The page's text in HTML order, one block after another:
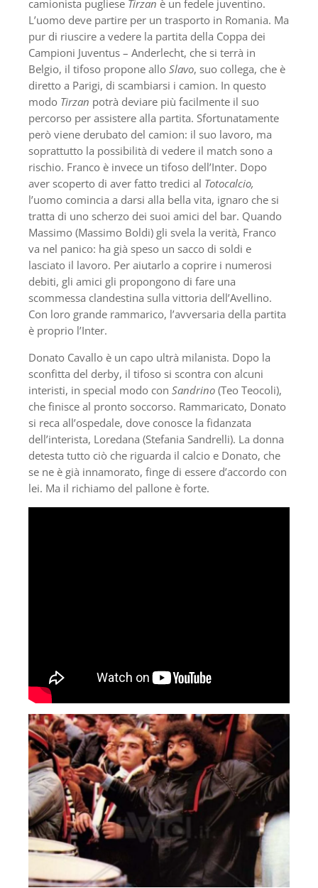
camionista pugliese Tirzan è un fedele juventino.
L’uomo deve partire per un trasporto in Romania. Ma
pur di riuscire a vedere la partita della Coppa dei
Campioni Juventus – Anderlecht, che si terrà in
Belgio, il tifoso propone allo Slavo, suo collega, che è
diretto a Parigi, di scambiarsi i camion. In questo
modo Tirzan potrà deviare più facilmente il suo
percorso per assistere alla partita. Sfortunatamente
però viene derubato del camion: il suo lavoro, ma
soprattutto la possibilità di vedere il match sono a
rischio. Franco è invece un tifoso dell’Inter. Dopo
aver scoperto di aver fatto tredici al Totocalcio,
l’uomo comincia a darsi alla bella vita, ignaro che si
tratta di uno scherzo dei suoi amici del bar. Quando
Massimo (Massimo Boldi) gli svela la verità, Franco
va nel panico: ha già speso un sacco di soldi e
lasciato il lavoro. Per aiutarlo a coprire i numerosi
debiti, gli amici gli propongono di fare una
scommessa clandestina sulla vittoria dell’Avellino.
Con loro grande rammarico, l’avversaria della partita
è proprio l’Inter.
Donato Cavallo è un capo ultrà milanista. Dopo la
sconfitta del derby, il tifoso si scontra con alcuni
interisti, in special modo con Sandrino (Teo Teocoli),
che finisce al pronto soccorso. Rammaricato, Donato
si reca all’ospedale, dove conosce la fidanzata
dell’interista, Loredana (Stefania Sandrelli). La donna
detesta tutto ciò che riguarda il calcio e Donato, che
se ne è già innamorato, finge di essere d’accordo con
lei. Ma il richiamo del pallone è forte.